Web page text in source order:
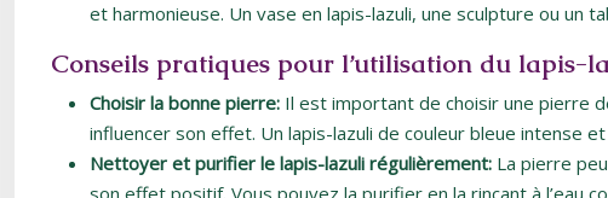
et harmonieuse. Un vase en lapis-lazuli, une sculpture ou
Conseils pratiques pour l’utilisation du lapis-
Choisir la bonne pierre: Il est important de choisir une pierre
influencer son effet. Un lapis-lazuli de couleur bleue intense
Nettoyer et purifier le lapis-lazuli régulièrement: La pierre
son effet positif. Vous pouvez la purifier en la rinçant à l’eau